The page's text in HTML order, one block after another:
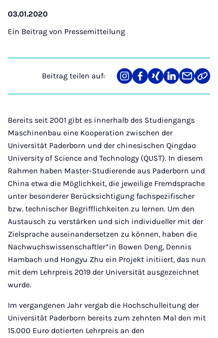
03.01.2020
Ein Beitrag von Pressemitteilung
Beitrag teilen auf:
Teilen
auf
Teilen
auf
Teilen
auf
Teilen
auf
Teilen
über
Mail
Link
Bereits seit 2001 gibt es innerhalb des Studiengangs
Maschinenbau eine Kooperation zwischen der
Universität Paderborn und der chinesischen Qingdao
University of Science and Technology (QUST). In diesem
Rahmen haben Master-Studierende aus Paderborn und
China etwa die Möglichkeit, die jeweilige Fremdsprache
unter besonderer Berücksichtigung fachspezifischer
bzw. technischer Begrifflichkeiten zu lernen. Um den
Austausch zu verstärken und sich individueller mit der
Zielsprache auseinandersetzen zu können, haben die
Nachwuchswissenschaftler*in Bowen Deng, Dennis
Hambach und Hongyu Zhu ein Projekt initiiert, das nun
mit dem Lehrpreis 2019 der Universität ausgezeichnet
wurde.
Im vergangenen Jahr vergab die Hochschulleitung der
Universität Paderborn bereits zum zehnten Mal den mit
15.000 Euro dotierten Lehrpreis an den